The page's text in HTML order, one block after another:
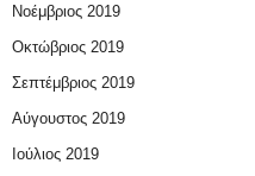
Νοέμβριος 2019
Οκτώβριος 2019
Σεπτέμβριος 2019
Αύγουστος 2019
Ιούλιος 2019